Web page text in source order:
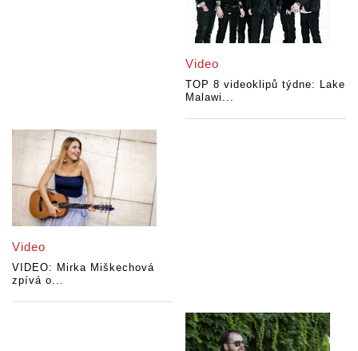
Video
TOP 8 videoklipů týdne: Lake
Malawi...
Video
VIDEO: Mirka Miškechová
zpívá o...